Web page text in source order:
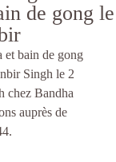
de gong le
bain de gong
Singh le 2
chez Bandha
auprès de